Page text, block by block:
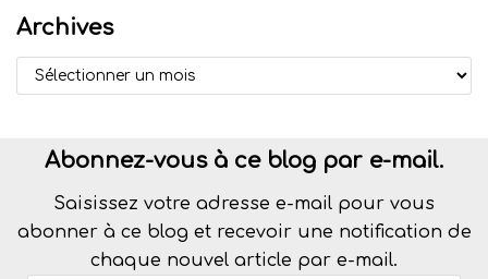
Archives
Abonnez-vous à ce blog par e-mail.
Saisissez votre adresse e-mail pour vous
abonner à ce blog et recevoir une notification de
chaque nouvel article par e-mail.